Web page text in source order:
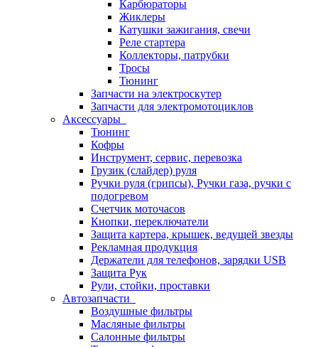
Карбюраторы
Жиклеры
Катушки зажигания, свечи
Реле стартера
Коллекторы, патрубки
Тросы
Тюнинг
Запчасти на электроскутер
Запчасти для электромотоциклов
Аксессуары
Тюнинг
Кофры
Инструмент, сервис, перевозка
Грузик (слайдер) руля
Ручки руля (грипсы), Ручки газа, ручки с
подогревом
Счетчик моточасов
Кнопки, переключатели
Защита картера, крышек, ведущей звезды
Рекламная продукция
Держатели для телефонов, зарядки USB
Защита Рук
Рули, стойки, проставки
Автозапчасти
Воздушные фильтры
Масляные фильтры
Салонные фильтры